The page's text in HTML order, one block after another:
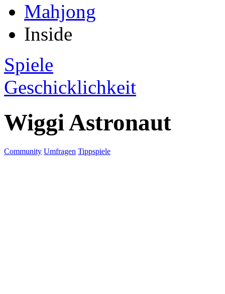
Mahjong
Inside
Spiele
Geschicklichkeit
Wiggi Astronaut
Community Umfragen Tippspiele